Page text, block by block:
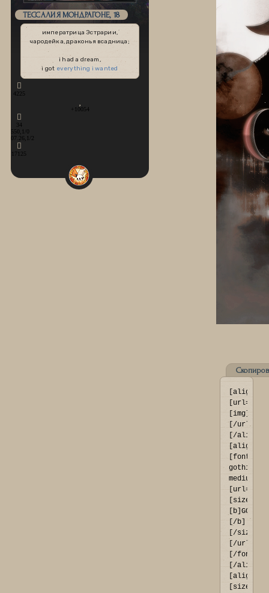
ТЕССАЛИЯ МОНДРАГОНЕ, 18
императрица Эстрарии,
чародейка, драконья всадница;
i had a dream,
i got everything i wanted
4225
+10054
34
550,1/0
07.26,1/2
17125
[/url]
[/align]
gothic
medium]
[size=73]
[/b]
[/size]
[/url]
[/font]
[/align]
[size=10]